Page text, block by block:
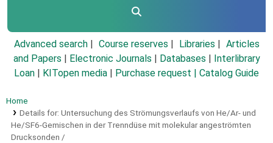
Advanced search Course reserves Libraries
Articles
and Papers
Electronic Journals Databases
Interlibrary
Loan
KITopen media Purchase request | Catalog Guide
Home
Details for: Untersuchung des Strömungsverlaufs von He/Ar- und
He/SF6-Gemischen in der Trenndüse mit molekular angeströmten
Drucksonden /